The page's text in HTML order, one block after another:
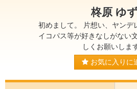
柊原 ゆず
初めまして。 片想い、ヤンデ
イコパス等が好きなしがない
しくお願いしま
お気に入りに